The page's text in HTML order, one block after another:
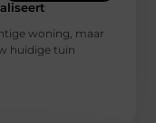
woning, maar
huidige tuin